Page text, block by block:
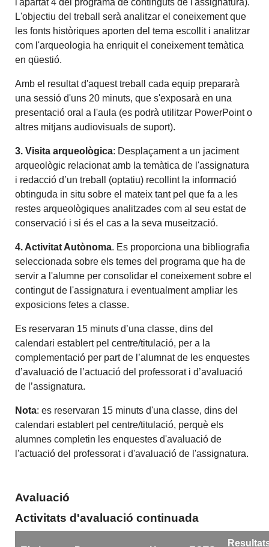
L'objectiu del treball serà analitzar el coneixement que
les fonts històriques aporten del tema escollit i analitzar
com l'arqueologia ha enriquit el coneixement temàtica
en qüestió.
Amb el resultat d'aquest treball cada equip prepararà
una sessió d'uns 20 minuts, que s'exposarà en una
presentació oral a l'aula (es podrà utilitzar PowerPoint o
altres mitjans audiovisuals de suport).
3. Visita arqueològica: Desplaçament a un jaciment
arqueològic relacionat amb la temàtica de l'assignatura
i redacció d’un treball (optatiu) recollint la informació
obtinguda in situ sobre el mateix tant pel que fa a les
restes arqueològiques analitzades com al seu estat de
conservació i si és el cas a la seva museització.
4. Activitat Autònoma. Es proporciona una bibliografia
seleccionada sobre els temes del programa que ha de
servir a l'alumne per consolidar el coneixement sobre el
contingut de l'assignatura i eventualment ampliar les
exposicions fetes a classe.
Es reservaran 15 minuts d’una classe, dins del
calendari establert pel centre/titulació, per a la
complementació per part de l’alumnat de les enquestes
d’avaluació de l’actuació del professorat i d’avaluació
de l’assignatura.
Nota: es reservaran 15 minuts d'una classe, dins del
calendari establert pel centre/titulació, perquè els
alumnes completin les enquestes d'avaluació de
l'actuació del professorat i d'avaluació de l'assignatura.
Avaluació
Activitats d'avaluació continuada